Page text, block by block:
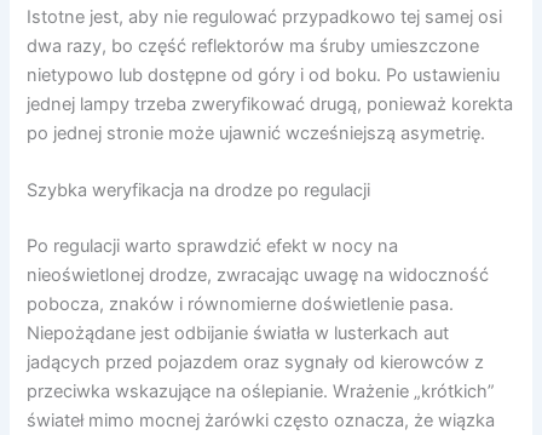
Istotne jest, aby nie regulować przypadkowo tej samej osi
dwa razy, bo część reflektorów ma śruby umieszczone
nietypowo lub dostępne od góry i od boku. Po ustawieniu
jednej lampy trzeba zweryfikować drugą, ponieważ korekta
po jednej stronie może ujawnić wcześniejszą asymetrię.
Szybka weryfikacja na drodze po regulacji
Po regulacji warto sprawdzić efekt w nocy na
nieoświetlonej drodze, zwracając uwagę na widoczność
pobocza, znaków i równomierne doświetlenie pasa.
Niepożądane jest odbijanie światła w lusterkach aut
jadących przed pojazdem oraz sygnały od kierowców z
przeciwka wskazujące na oślepianie. Wrażenie „krótkich”
świateł mimo mocnej żarówki często oznacza, że wiązka